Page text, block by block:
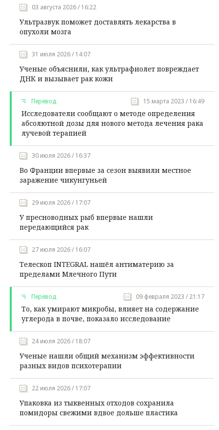
03 августа 2026 / 16:22
Ультразвук поможет доставлять лекарства в
опухоли мозга
31 июля 2026 / 14:07
Ученые объяснили, как ультрафиолет повреждает
ДНК и вызывает рак кожи
Перевод 15 марта 2023 / 16:49
Исследователи сообщают о методе определения
абсолютной дозы для нового метода лечения рака
лучевой терапией
30 июля 2026 / 16:37
Во Франции впервые за сезон выявили местное
заражение чикунгуньей
29 июля 2026 / 17:07
У пресноводных рыб впервые нашли
передающийся рак
27 июля 2026 / 16:07
Телескоп INTEGRAL нашёл антиматерию за
пределами Млечного Пути
Перевод 09 февраля 2023 / 21:17
То, как умирают микробы, влияет на содержание
углерода в почве, показало исследование
24 июля 2026 / 18:07
Ученые нашли общий механизм эффективности
разных видов психотерапии
22 июля 2026 / 17:07
Упаковка из тыквенных отходов сохранила
помидоры свежими вдвое дольше пластика